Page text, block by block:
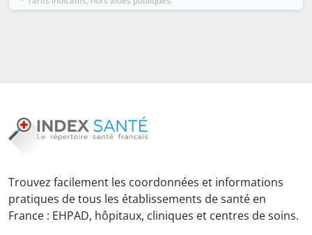
Trouvez facilement les coordonnées et informations
pratiques de tous les établissements de santé en
France : EHPAD, hôpitaux, cliniques et centres de soins.